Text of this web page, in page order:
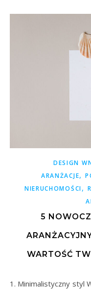
DESIGN
ARANŻACJE,
NIERUCHOMOŚCI,
5
WARTOŚĆ
1. Minimalistyczny styl Wybierz proste i funkcjonalne meble